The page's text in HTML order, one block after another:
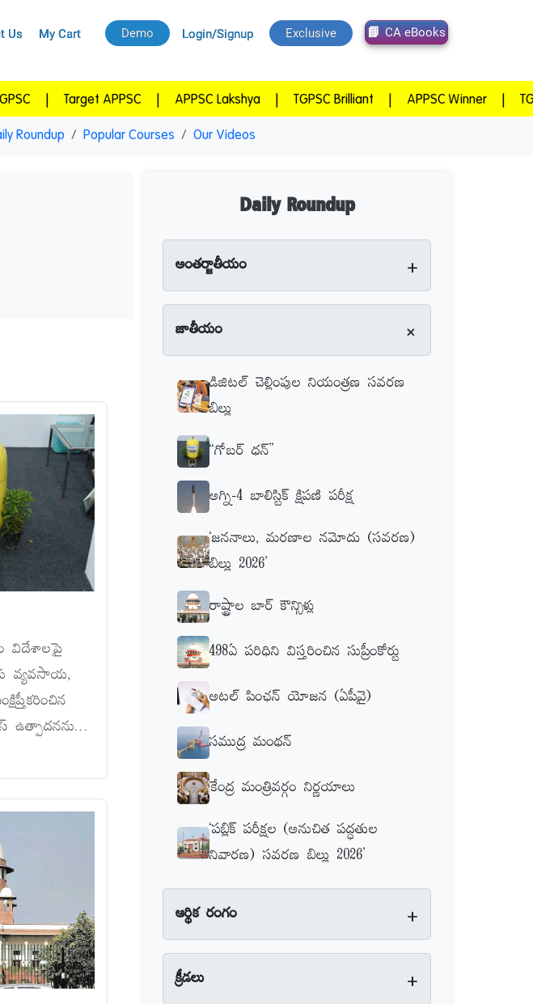
Roundup Popular Courses Our Videos
విదేశాలపై
వ్యవసాయ,
ఉత్పాదనను...
Daily Roundup
అంతర్జాతీయం +
జాతీయం +
డిజిటల్‌ చెల్లింపుల నియంత్రణ సవరణ
బిల్లు
‘‘గోబర్‌ ధన్‌’’
అగ్ని-4 బాలిస్టిక్‌ క్షిపణి పరీక్ష
‘జననాలు, మరణాల నమోదు (సవరణ)
బిల్లు 2026’
రాష్ట్రాల బార్‌ కౌన్సిళ్లు
498ఏ పరిధిని విస్తరించిన సుప్రీంకోర్టు
అటల్‌ పింఛన్‌ యోజన (ఏపీవై)
సముద్ర మంథన్‌
కేంద్ర మంత్రివర్గం నిర్ణయాలు
‘పబ్లిక్‌ పరీక్షల (అనుచిత పద్ధతుల
నివారణ) సవరణ బిల్లు 2026’
ఆర్థిక రంగం +
క్రీడలు +
Us My Cart Demo Login/Signup Exclusive CA eBooks
Target APPSC | APPSC Lakshya | TGPSC Brilliant | APPSC Winner | TGPSC